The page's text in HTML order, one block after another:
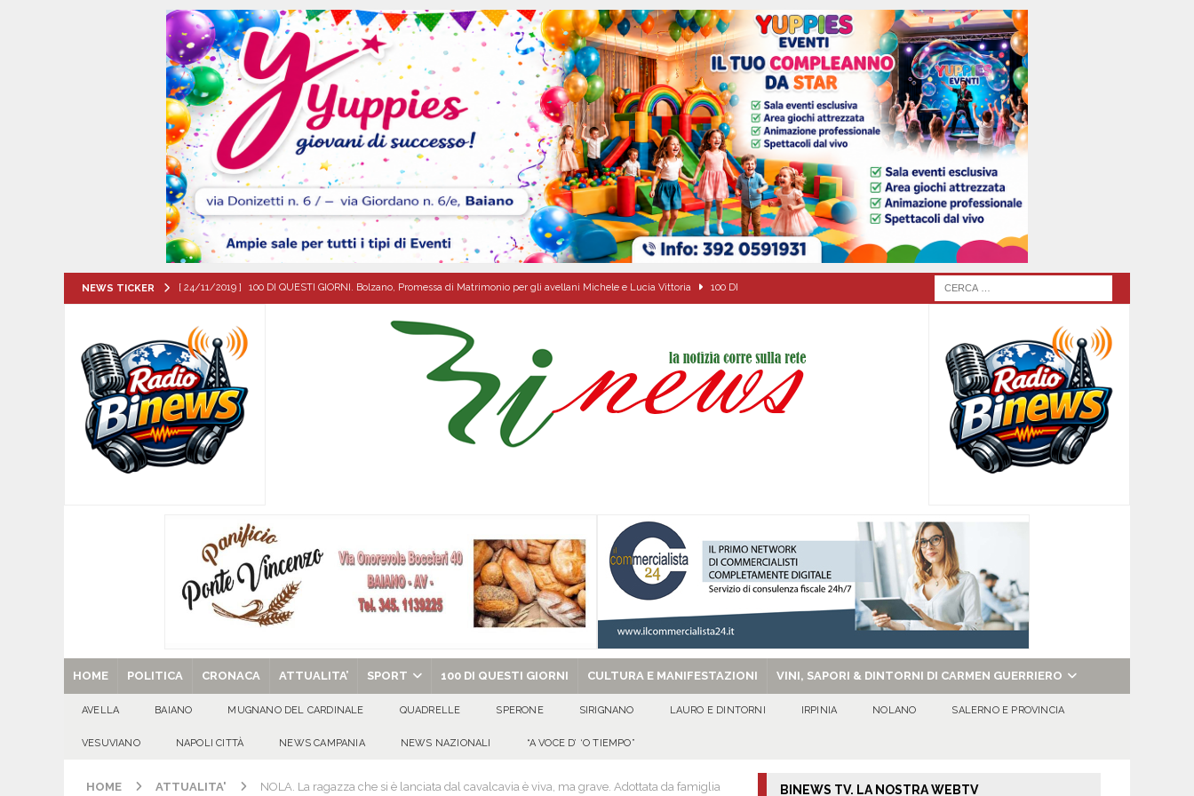
NEWS TICKER [ 24/11/2019 ] 100 DI QUESTI GIORNI. Bolzano, Promessa di Matrimonio per gli avellani Michele e Lucia Vittoria 100 DI
[ 06/08/2026 ] Il comune di Meta di Sorrento stipula protolocco d’intesa con la guardia Agroforestale Italiana
CITTA'
[ 06/08/2026 ] Mugnano del Cardinale, Iolanda Prisco è la nuova agente della Polizia Municipale ATTUALITA'
[ 06/08/2026 ] Lutto ad Avella: è scomparso il dott. Domenico Amato, aveva 85 anni
[ 06/08/2026 ]
[ 06/08/2026 ] VALLESACCARDA, torna CumVivere: la tavola come simbolo di condivisione, armonia e bellezza.
E MANIFESTAZIONI
[ 29/08/2025 ] SANT’Oggi. Venerdì 29 agosto la chiesa celebra il Martirio di san Giovanni Battista e santa Sabina EVIDENZA
HOME POLITICA CRONACA ATTUALITA’ SPORT 100 DI QUESTI GIORNI CULTURA E MANIFESTAZIONI VINI, SAPORI & DINTORNI DI CARMEN GUERRIERO
AVELLA BAIANO MUGNANO DEL CARDINALE QUADRELLE SPERONE SIRIGNANO LAURO E DINTORNI IRPINIA NOLANO SALERNO E PROVINCIA
VESUVIANO NAPOLI CITTÀ NEWS CAMPANIA NEWS NAZIONALI “A VOCE D’ ‘O TIEMPO”
HOME ATTUALITA' NOLA. La ragazza che si è lanciata dal cavalcavia è viva, ma grave. Adottata da famiglia BINEWS TV. LA NOSTRA WEBTV